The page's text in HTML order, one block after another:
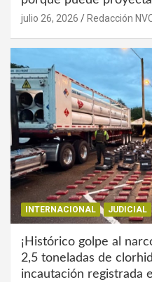
julio 26, 2026 Redacción
INTERNACIONAL JUDICIAL
¡Histórico golpe al
2,5 toneladas de
incautación registrada